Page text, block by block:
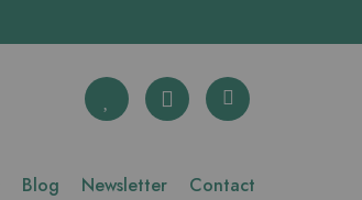
Blog Newsletter Contact